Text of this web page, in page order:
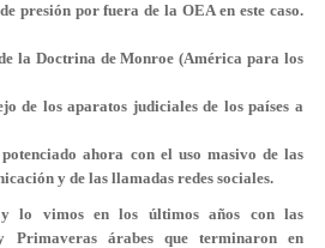
presión por fuera de la OEA en este caso.
la Doctrina de Monroe (América para los
de los aparatos judiciales de los países a
ahora con el uso masivo de las
y de las llamadas redes sociales.
lo vimos en los últimos años con las
Primaveras árabes que terminaron en